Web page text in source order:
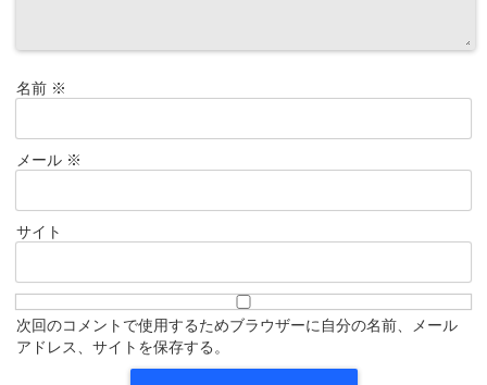
名前 ※
メール ※
サイト
次回のコメントで使用するためブラウザーに自分の名前、メール
アドレス、サイトを保存する。